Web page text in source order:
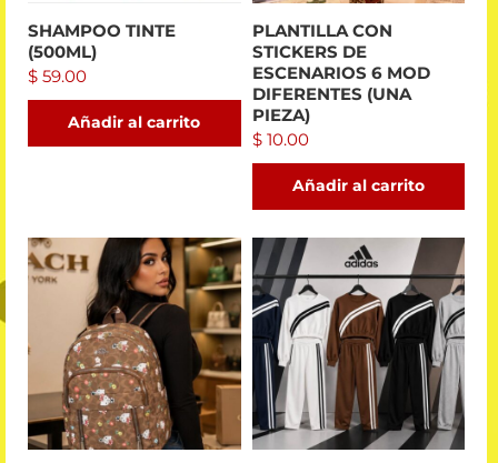
SHAMPOO TINTE
(500ML)
$ 59.00
Añadir al carrito
PLANTILLA CON
STICKERS DE
ESCENARIOS 6 MOD
DIFERENTES (UNA
PIEZA)
$10.00
Añadir al carrito